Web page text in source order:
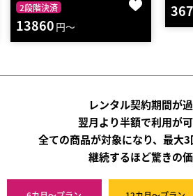
36740円～ 2段
レンタル契約期間が
翌月より半額で利用が可
全ての商品が対象になり、最大
継続するほど驚きの価